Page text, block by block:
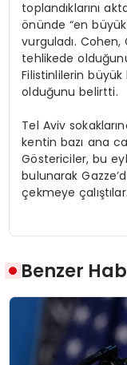
toplandıklarını
önünde “en
vurguladı. Cohen,
tehlikede
Filistinlilerin büyük
olduğunu belirtti.
Tel Aviv
kentin bazı ana
Göstericiler, bu
bulunarak
çekmeye çalıştılar.
Benzer